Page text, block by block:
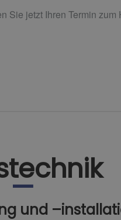
Sie jetzt Ihren Termin zum
und